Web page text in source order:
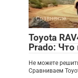
Сравнение
Toyota
Prado: Что
Не можете
Сравниваем